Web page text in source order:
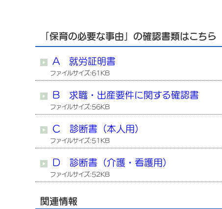
「保育の必要な事由」の確認書類はこちら
A 就労証明書
ファイルサイズ:61KB
B 求職・出産要件に関する確認書
ファイルサイズ:56KB
C 診断書（本人用）
ファイルサイズ:51KB
D 診断書（介護・看護用）
ファイルサイズ:52KB
関連情報